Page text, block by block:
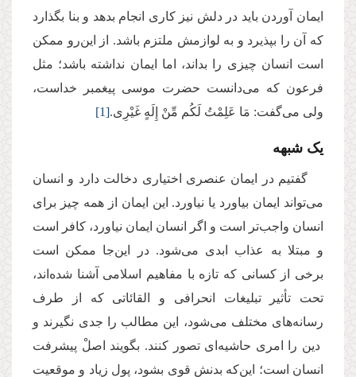
ایمان آوردن باید در دلش نیز کاری انجام بدهد و بنا بگذارد
که آن را بپذیرد و به لوازمش ملتزم باشد. از این‌رو ممکن
است انسان چیزی را بداند، اما ایمان نداشته باشد؛ مثل
فرعون که می‌دانست حضرت موسی پیغمبر خداست،
ولی می‌گفت: مَا عَلِمْتُ لَكُم مِّنْ إِلَهٍ غَیْرِی.[1]
یک شبهه
گفتیم در ایمان عنصری اختیاری دخالت دارد و انسان
می‌تواند ایمان بیاورد یا نیاورد. این ایمان از همه چیز برای
انسان واجب‌تر است و اگر انسان ایمان نیاورد، کافر است
و مبتلا به عذاب ابدی می‌شود. در این‌جا ممکن است
برخی از کسانی که تازه با مفاهیم اسلامی آشنا شده‌اند،
تحت تأثیر تبلیغات انحرافی و القائاتی که از طرف
رسانه‌های مختلف می‌شود، این مطالب را جدی نگیرند و
دین را امری حاشیه‌ای تصور ‌کنند. بگویند اصلْ پیشرفت
انسان است؛ این‌که بدنش قوی بشود، پول زیاد و موقعیت